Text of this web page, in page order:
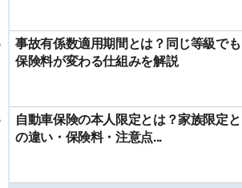
事故有係数適用期間とは？同じ等級でも
保険料が変わる仕組みを解説
自動車保険の本人限定とは？家族限定と
の違い・保険料・注意点...